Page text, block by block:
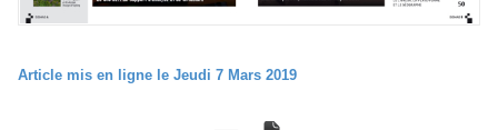
Article mis en ligne le Jeudi 7 Mars 2019